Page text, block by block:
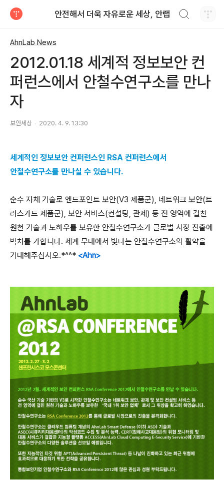
안전해서 더욱 자유로운 세상, 안랩
AhnLab News
2012.01.18 세계적 정보보안 컨
퍼런스에서 안철수연구소를 만나
자
보안세상 2020. 4. 9. 13:30
세계적인 정보보안 컨퍼런스인 RSA 컨퍼런스에서
안철수연구소를 만나실 수 있습니다.
순수 자체 기술로 엔드포인트 보안(V3 제품군), 네트워크 보안(트
러스가드 제품군), 보안 서비스(컨설팅, 관제) 등 전 영역에 걸친
원천 기술과 노하우를 보유한 안철수연구소가 글로벌 시장 진출에
박차를 가합니다. 세계 무대에서 빛나는 안철수연구소의 활약을
기대해주십시오.*^^* <Ahn>